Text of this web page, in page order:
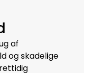
af
og skadelige